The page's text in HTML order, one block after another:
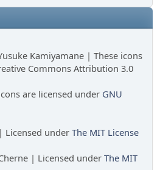
Kamiyamane | These icons
Commons Attribution 3.0
are licensed under GNU
under The MIT License
| Licensed under The MIT